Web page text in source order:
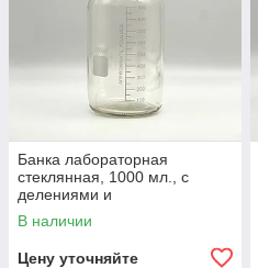
Банка лабораторная
стеклянная, 1000 мл., с
делениями и
навинчивающейся
полипропиленовой крышкой,
В наличии
Цену уточняйте